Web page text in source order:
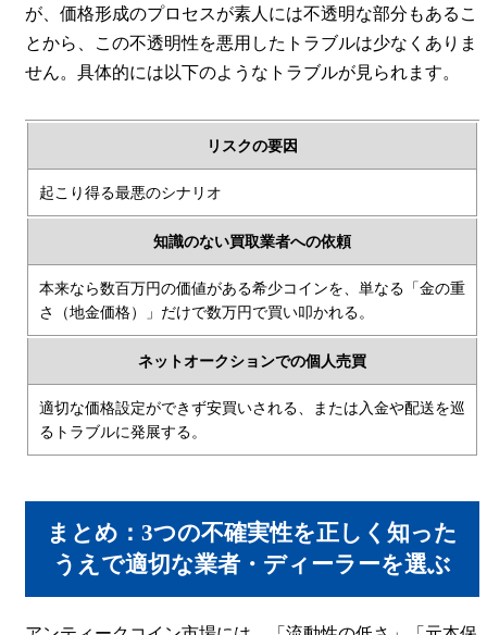
が、価格形成のプロセスが素人には不透明な部分もあるこ
とから、この不透明性を悪用したトラブルは少なくありま
せん。具体的には以下のようなトラブルが見られます。
リスクの要因
起こり得る最悪のシナリオ
知識のない買取業者への依頼
本来なら数百万円の価値がある希少コインを、単なる「金の重
さ（地金価格）」だけで数万円で買い叩かれる。
ネットオークションでの個人売買
適切な価格設定ができず安買いされる、または入金や配送を巡
るトラブルに発展する。
まとめ：3つの不確実性を正しく知った
うえで適切な業者・ディーラーを選ぶ